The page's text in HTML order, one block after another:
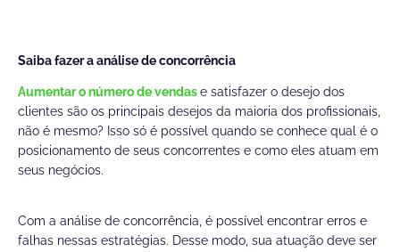
Saiba fazer a análise de concorrência
Aumentar o número de vendase satisfazer o desejo dos
clientes são os principais desejos da maioria dos profissionais,
não é mesmo? Isso só é possível quando se conhece qual é o
posicionamento de seus concorrentes e como eles atuam em
seus negócios.
Com a análise de concorrência, é possível encontrar erros e
falhas nessas estratégias. Desse modo, sua atuação deve ser